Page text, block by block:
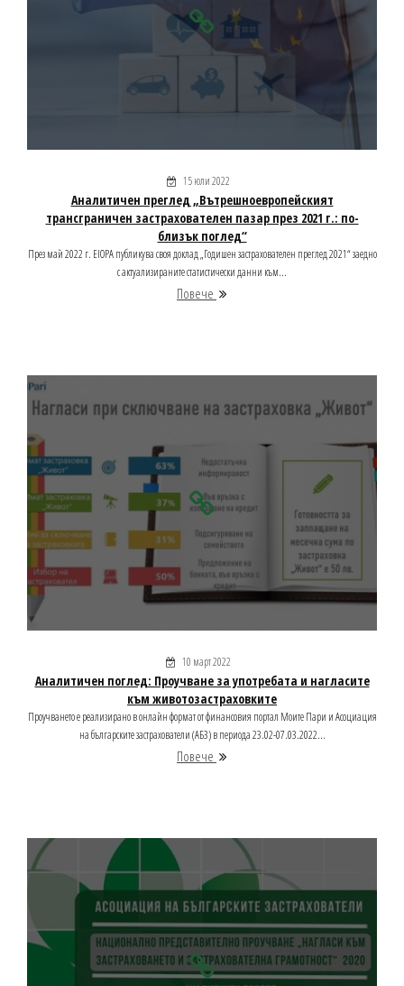
15 юли 2022
Аналитичен преглед „Вътрешноевропейският
трансграничен застрахователен пазар през 2021 г.: по-
близък поглед“
През май 2022 г. EIOPA публикува своя доклад „Годишен застрахователен преглед 2021“ заедно
с актуализираните статистически данни към...
Повече
10 март 2022
Аналитичен поглед: Проучване за употребата и нагласите
към животозастраховките
Проучването е реализирано в онлайн формат от финансовия портал Моите Пари и Асоциация
на българските застрахователи (АБЗ) в периода 23.02-07.03.2022...
Повече